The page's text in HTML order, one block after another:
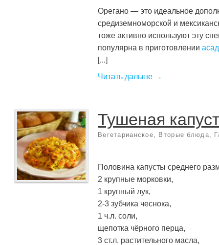
Орегано — это идеальное
средиземноморской и
тоже активно используют эту
популярна в приготовлении
[...]
Читать дальше →
Тушеная
Вегетарианское, Вторые блюда,
Половина капусты среднего
2 крупные морковки,
1 крупный лук,
2-3 зубчика чеснока,
1 ч.л. соли,
щепотка чёрного перца,
3 ст.л. растительного масла,